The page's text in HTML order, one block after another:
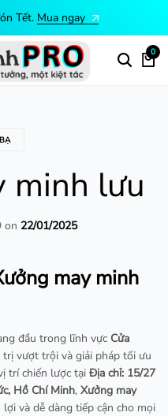
Tết. Mua ngay
0
minh lưu
on 22/01/2025
may minh
đầu trong lĩnh vực Cửa
trị vượt trội và giải pháp tối ưu
trí chiến lược tại Địa chỉ: 15/27
Hồ Chí Minh, Xưởng may
và dễ dàng tiếp cận cho mọi